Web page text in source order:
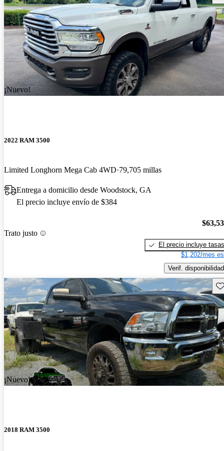
¡Nuevo!
2022 RAM 3500
Limited Longhorn Mega Cab 4WD 79,705 millas
Entrega a domicilio desde Woodstock, GA
El precio incluye envío de $384
Trato justo
El precio incluye tasas
$1,202/mes
Verif. disponibilidad
¡Nuevo!
2018 RAM 3500